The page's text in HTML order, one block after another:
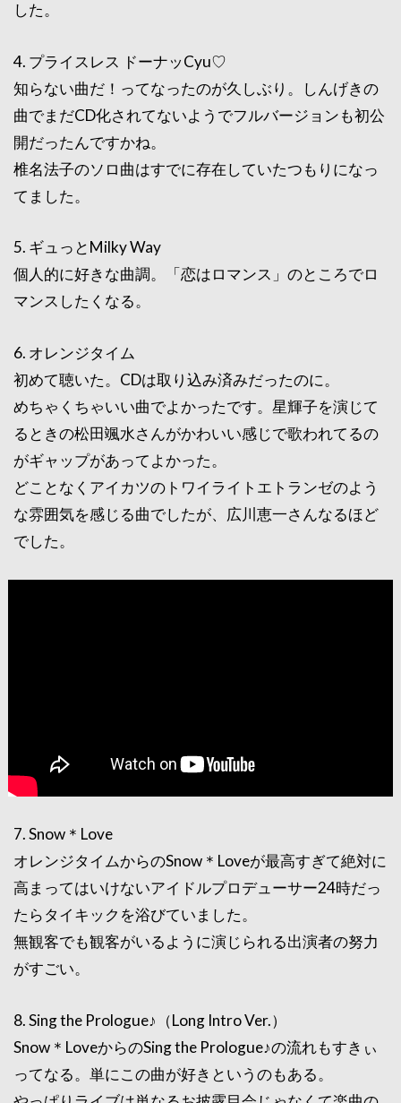
した。
4. プライスレス ドーナッCyu♡
知らない曲だ！ってなったのが久しぶり。しんげきの
曲でまだCD化されてないようでフルバージョンも初公
開だったんですかね。
椎名法子のソロ曲はすでに存在していたつもりになっ
てました。
5. ギュっとMilky Way
個人的に好きな曲調。「恋はロマンス」のところでロ
マンスしたくなる。
6. オレンジタイム
初めて聴いた。CDは取り込み済みだったのに。
めちゃくちゃいい曲でよかったです。星輝子を演じて
るときの松田颯水さんがかわいい感じで歌われてるの
がギャップがあってよかった。
どことなくアイカツのトワイライトエトランゼのよう
な雰囲気を感じる曲でしたが、広川恵一さんなるほど
でした。
7. Snow＊Love
オレンジタイムからのSnow＊Loveが最高すぎて絶対に
高まってはいけないアイドルプロデューサー24時だっ
たらタイキックを浴びていました。
無観客でも観客がいるように演じられる出演者の努力
がすごい。
8. Sing the Prologue♪（Long Intro Ver.）
Snow＊LoveからのSing the Prologue♪の流れもすきぃ
ってなる。単にこの曲が好きというのもある。